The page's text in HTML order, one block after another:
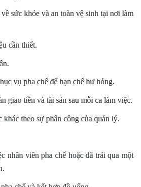
sức khỏe và an toàn vệ sinh tại nơi làm
cần thiết.
vụ pha chế để hạn chế hư hỏng.
giao tiền và tài sản sau mỗi ca làm việc.
theo sự phân công của quản lý.
nhân viên pha chế hoặc đã trải qua một